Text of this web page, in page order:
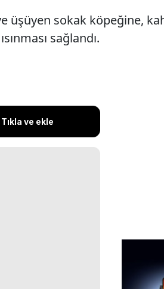
üşüyen sokak köpeğine,
sağlandı.
ve ekle